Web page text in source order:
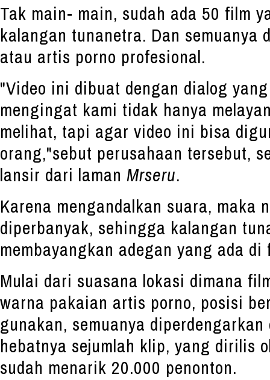
Tak main- main, sudah ada 50 film
kalangan tunanetra. Dan semuanya
atau artis porno profesional.
"Video ini dibuat dengan dialog
mengingat kami tidak hanya
melihat, tapi agar video ini bisa
orang,"sebut perusahaan tersebut,
lansir dari laman Mrseru.
Karena mengandalkan suara, maka
diperbanyak, sehingga kalangan
membayangkan adegan yang ada
Mulai dari suasana lokasi dimana
warna pakaian artis porno, posisi
gunakan, semuanya
hebatnya sejumlah klip, yang dirilis
sudah menarik 20.000 penonton.